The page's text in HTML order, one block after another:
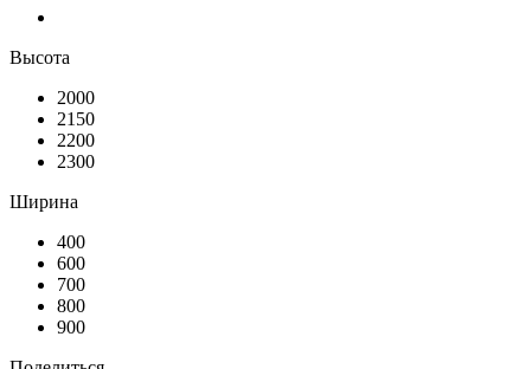
Высота
2000
2150
2200
2300
Ширина
400
600
700
800
900